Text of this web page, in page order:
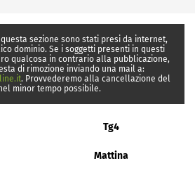
sezione sono stati presi da internet,
dominio. Se i soggetti presenti in questi
qualcosa in contrario alla pubblicazione,
di rimozione inviando una mail a:
. Provvederemo alla cancellazione del
minor tempo possibile.
Tg4
Mattina